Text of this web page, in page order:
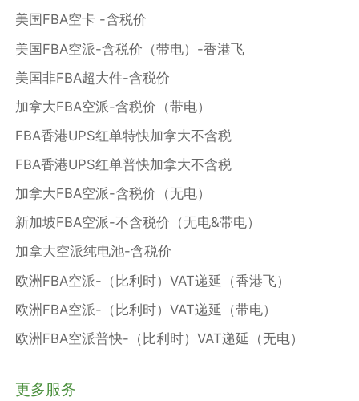
美国FBA空卡 -含税价
美国FBA空派-含税价（带电）-香港飞
美国非FBA超大件-含税价
加拿大FBA空派-含税价（带电）
FBA香港UPS红单特快加拿大不含税
FBA香港UPS红单普快加拿大不含税
加拿大FBA空派-含税价（无电）
新加坡FBA空派-不含税价（无电&带电）
加拿大空派纯电池-含税价
欧洲FBA空派-（比利时）VAT递延（香港飞）
欧洲FBA空派-（比利时）VAT递延（带电）
欧洲FBA空派普快-（比利时）VAT递延（无电）
更多服务